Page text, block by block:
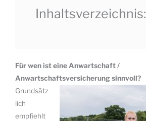
Inhaltsverzeichnis:
Für wen ist eine Anwartschaft /
Anwartschaftsversicherung sinnvoll?
Grundsätz
lich
empfiehlt